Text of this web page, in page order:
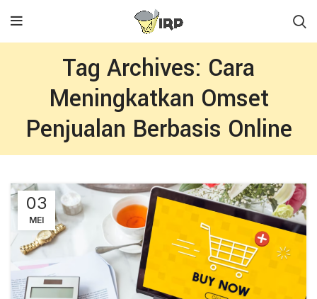
Tag Archives: Cara
Meningkatkan Omset
Penjualan Berbasis Online
03
MEI